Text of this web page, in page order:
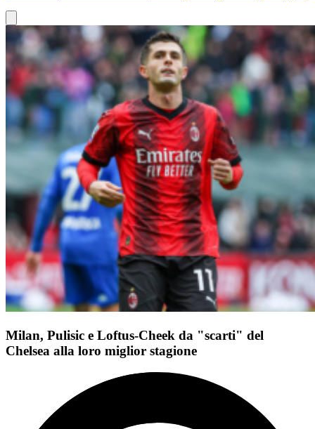
Milan, Pulisic e Loftus-Cheek da "scarti" del
Chelsea alla loro miglior stagione